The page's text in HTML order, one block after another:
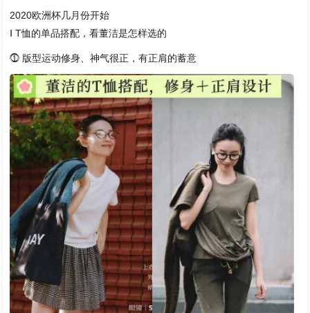
2020欧洲杯几月份开始
Ⅰ T恤的单品搭配，看董洁是怎样选的
⓵ 版型运动修身、神气很正，有正肩的蓄意